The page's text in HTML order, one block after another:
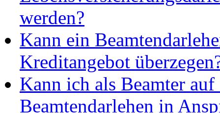
werden?
Kann ein
Kreditangebot
Kann ich als Beamter auf
Beamtendarlehen in